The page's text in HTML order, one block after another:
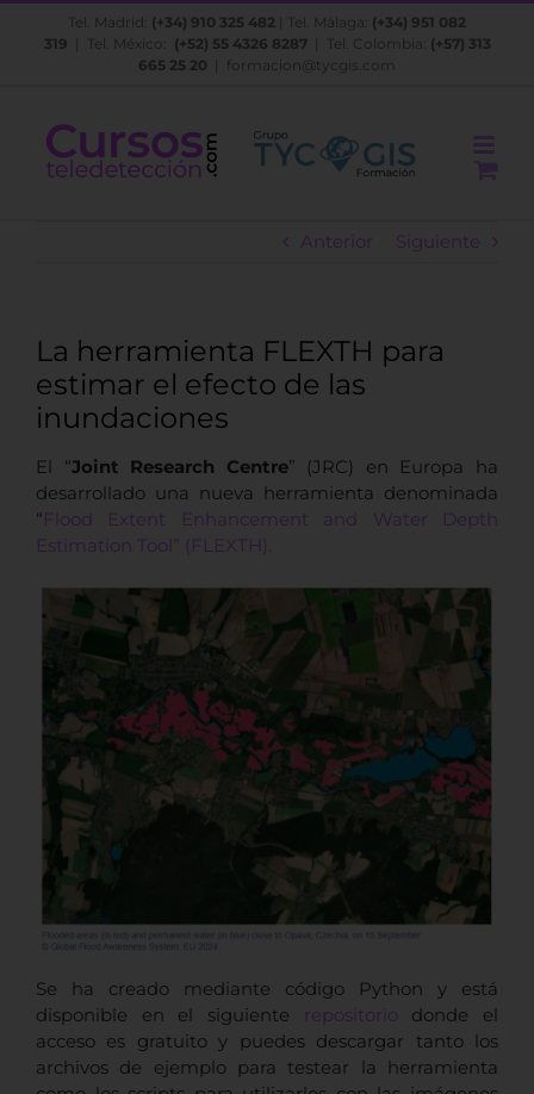
Saltar
Tel. Madrid: (+34) 910 325 482 | Tel. Málaga: (+34) 951 082
319 | Tel. México: (+52) 55 4326 8287| Tel. Colombia: (+57) 313
665 25 20
formacion@tycgis.com
Anterior Siguiente
La herramienta FLEXTH para
estimar el efecto de las
inundaciones
El “Joint Research Centre” (JRC) en Europa ha
desarrollado una nueva herramienta denominada
“Flood Extent Enhancement and Water Depth
Estimation Tool” (FLEXTH).
Se ha creado mediante código Python y está
disponible en el siguiente
repositorio donde el
acceso es gratuito y puedes descargar tanto los
archivos de ejemplo para testear la herramienta